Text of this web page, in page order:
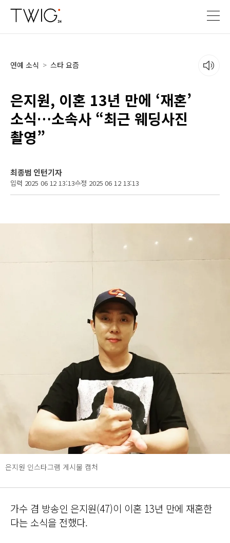
연예 소식 > 스타 요즘
은지원, 이혼 13년 만에 ‘재혼’
소식…소속사 “최근 웨딩사진
촬영”
최종범 인턴기자
입력 2025 06 12 13:13수정 2025 06 12 13:13
은지원 인스타그램 게시물 캡처
가수 겸 방송인 은지원(47)이 이혼 13년 만에 재혼한
다는 소식을 전했다.